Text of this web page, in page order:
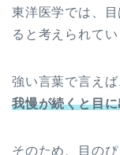
東洋医学では、
ると考えられてい
強い言葉で言えば
我慢が続くと目
そのため、目の